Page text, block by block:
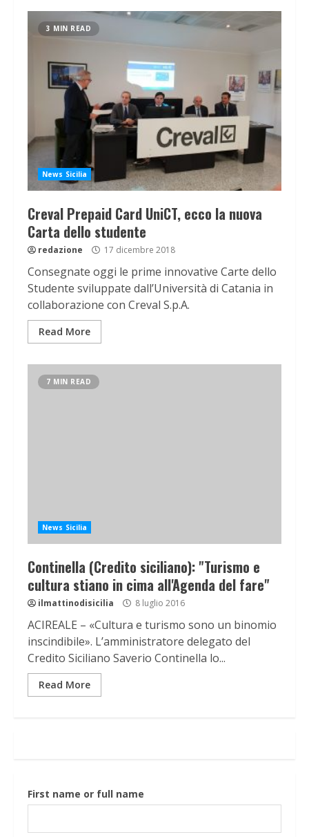
3 MIN READ
News Sicilia
Creval Prepaid Card UniCT, ecco la nuova
Carta dello studente
redazione 17 dicembre 2018
Consegnate oggi le prime innovative Carte dello
Studente sviluppate dall’Università di Catania in
collaborazione con Creval S.p.A.
Read More
7 MIN READ
News Sicilia
Continella (Credito siciliano): "Turismo e
cultura stiano in cima all'Agenda del fare"
ilmattinodisicilia 8 luglio 2016
ACIREALE – «Cultura e turismo sono un binomio
inscindibile». L’amministratore delegato del
Credito Siciliano Saverio Continella lo...
Read More
First name or full name